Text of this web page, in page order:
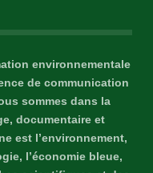
environnementale
de communication
sommes dans la
documentaire et
est l’environnement,
l’économie bleue,